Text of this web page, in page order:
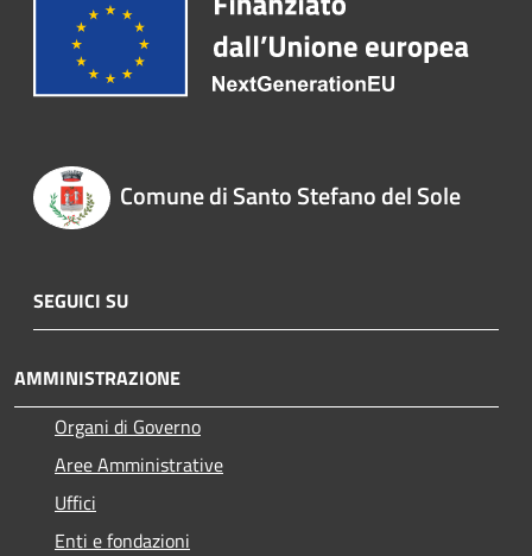
Comune di Santo Stefano del Sole
SEGUICI SU
AMMINISTRAZIONE
Organi di Governo
Aree Amministrative
Uffici
Enti e fondazioni